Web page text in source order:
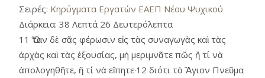
Σειρές: Κηρύγματα Εργατών ΕΑΕΠ Νέου Ψυχικού
Διάρκεια: 38 Λεπτά 26 Δευτερόλεπτα
11 Ὅταν δὲ σᾶς φέρωσιν εἰς τὰς συναγωγὰς καὶ τὰς
ἀρχὰς καὶ τὰς ἐξουσίας, μή μεριμνᾶτε πῶς ἤ τί νὰ
ἀπολογηθῆτε, ἤ τί νὰ εἴπητε·12 διότι τὸ Ἃγιον Πνεῦμα